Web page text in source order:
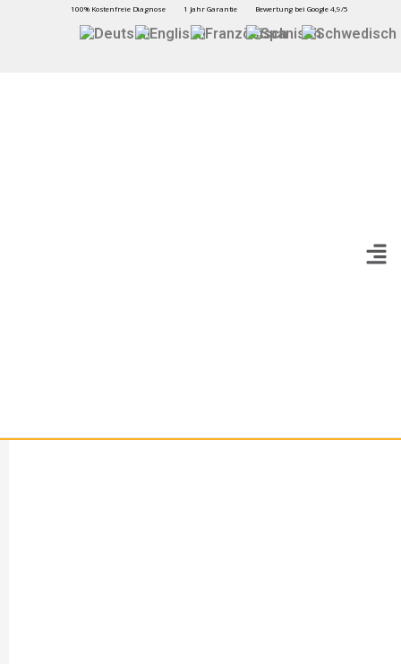
100% Kostenfreie Diagnose 1 Jahr Garantie Bewertung bei Google 4,9/5